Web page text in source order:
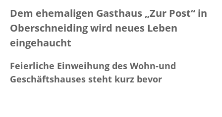
Dem ehemaligen Gasthaus „Zur Post“ in
Oberschneiding wird neues Leben
eingehaucht
Feierliche Einweihung des Wohn-und
Geschäftshauses steht kurz bevor